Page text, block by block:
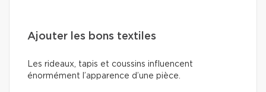
Ajouter les bons textiles
Les rideaux, tapis et coussins influencent
énormément l’apparence d’une pièce.